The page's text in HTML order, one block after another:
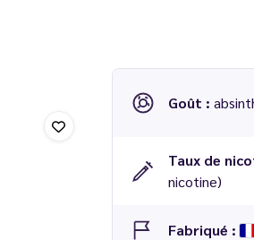
Goût :
Taux de
nicotine)
Fabriqué :